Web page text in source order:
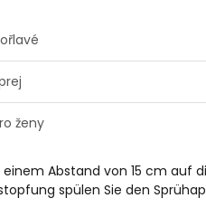
ženy
Abstand von 15 cm auf
spülen Sie den